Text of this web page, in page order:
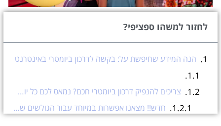
לחזור למשהו ספציפי?
הנה המידע שחיפשת על: בקשה לדרכון ביומטרי באינטרנט
צריכים להנפיק דרכון ביומטרי חכם? נמאס לכם כל יום ללכת מוקדם בבוקר למשרד הפנים ולראות מסה ענקית של אנשים ופשוט לוותר ולומר לעצמכם שתבואו ביום אחר כי חבל להפסיד יום עבודה? לא רק אתם! אלפי ישראלים מנסים לחדש דרכון ישן או לבצע הנפקת דרכון ישראלי חדש בסניפי משרדי הפנים ברחבי ישראל ללא הצלחה!
חדש!! מצאנו אפשרות במיוחד עבור הגולשים שלנו שבה תוכלו לזרז את הבקשה לדרכון ביומטרי החכם באינטרנט! כן כן, באינטרנט!